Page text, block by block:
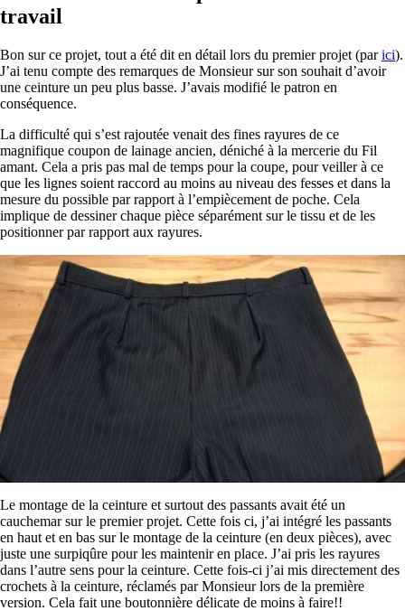
travail
Bon sur ce projet, tout a été dit en détail lors du premier projet (parici).
J’ai tenu compte des remarques de Monsieur sur son souhait d’avoir
une ceinture un peu plus basse. J’avais modifié le patron en
conséquence.
La difficulté qui s’est rajoutée venait des fines rayures de ce
magnifique coupon de lainage ancien, déniché à la mercerie du Fil
amant. Cela a pris pas mal de temps pour la coupe, pour veiller à ce
que les lignes soient raccord au moins au niveau des fesses et dans la
mesure du possible par rapport à l’empiècement de poche. Cela
implique de dessiner chaque pièce séparément sur le tissu et de les
positionner par rapport aux rayures.
Le montage de la ceinture et surtout des passants avait été un
cauchemar sur le premier projet. Cette fois ci, j’ai intégré les passants
en haut et en bas sur le montage de la ceinture (en deux pièces), avec
juste une surpiqûre pour les maintenir en place. J’ai pris les rayures
dans l’autre sens pour la ceinture. Cette fois-ci j’ai mis directement des
crochets à la ceinture, réclamés par Monsieur lors de la première
version. Cela fait une boutonnière délicate de moins à faire!!